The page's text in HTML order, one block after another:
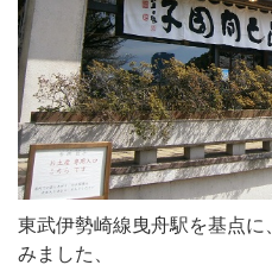
東武伊勢崎線曳舟駅を基点
みました、